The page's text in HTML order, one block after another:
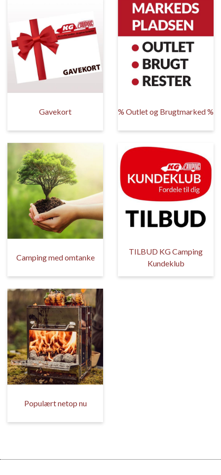
Gavekort % Outlet og Brugtmarked %
Camping med omtanke
TILBUD KG Camping
Kundeklub
Populært netop nu